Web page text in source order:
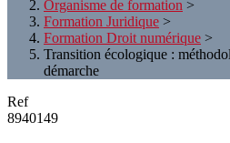
Organisme de formation >
Formation Juridique >
Formation Droit numérique >
Transition écologique :
démarche
Ref
8940149